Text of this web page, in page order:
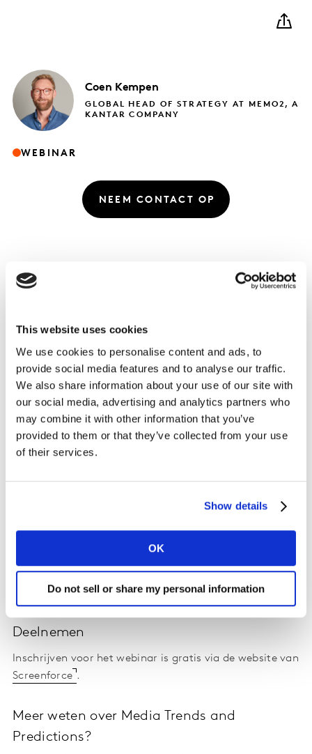
This website uses cookies
We use cookies to personalise content and ads, to
provide social media features and to analyse our traffic.
We also share information about your use of our site with
our social media, advertising and analytics partners who
may combine it with other information that you’ve
provided to them or that they’ve collected from your use
of their services.
Show details
OK
Do not sell or share my personal information
Coen Kempen
GLOBAL HEAD OF STRATEGY AT MEMO2, A
KANTAR COMPANY
WEBINAR
NEEM CONTACT OP
Coen Kempen presenteert in 15 minuten
van 2022 tijdens Screenforce's webinar 'TV
Jaarrapport 2021'
Op woensdag 9 maart presenteert Screenforce de
resultaten van de TV-kijkers- en adverteerdersmarkt
van 2021 tijdens het webinar TV Jaarrapport 2021'
Coen Kempen, Global Head of Strategy van MeMo
Trends & Predictions 2022 toe te lichten. Dit onderzoek
strategie voor 2022 en de daaropvolgende jaren vorm
te geven.
Deelnemen
Inschrijven voor het webinar is gratis via de website van
Screenforce .
Meer weten over Media Trends and
Predictions?